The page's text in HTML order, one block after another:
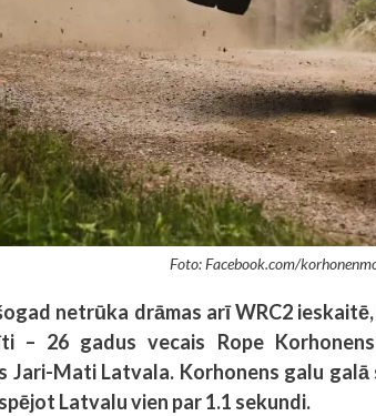
Foto: Facebook.com/
netrūka drāmas arī WRC2
– 26 gadus vecais Rope
Jari-Mati Latvala. Korhonens galu
Latvalu vien par 1.1 sekundi.